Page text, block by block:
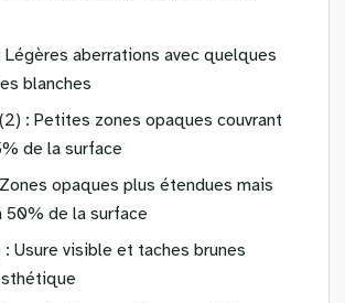
Légères aberrations avec quelques
blanches
: Petites zones opaques couvrant
de la surface
opaques plus étendues mais
50% de la surface
Usure visible et taches brunes